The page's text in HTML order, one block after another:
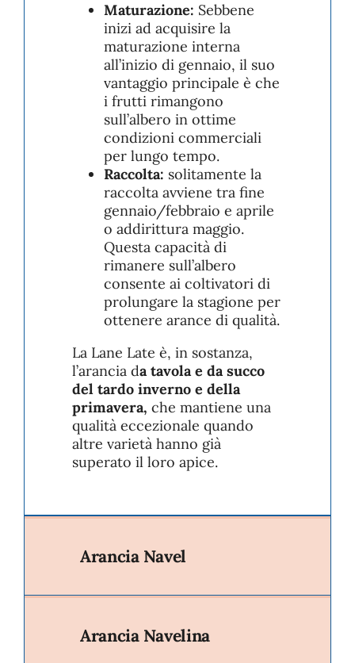
Maturazione: Sebbene
inizi ad acquisire la
maturazione interna
all’inizio di gennaio, il suo
vantaggio principale è che
i frutti rimangono
sull’albero in ottime
condizioni commerciali
per lungo tempo.
Raccolta: solitamente la
raccolta avviene tra fine
gennaio/febbraio e aprile
o addirittura maggio.
Questa capacità di
rimanere sull’albero
consente ai coltivatori di
prolungare la stagione per
ottenere arance di qualità.
La Lane Late è, in sostanza,
l’arancia da tavola e da succo
del tardo inverno e della
primavera, che mantiene una
qualità eccezionale quando
altre varietà hanno già
superato il loro apice.
Arancia Navel
Arancia Navelina